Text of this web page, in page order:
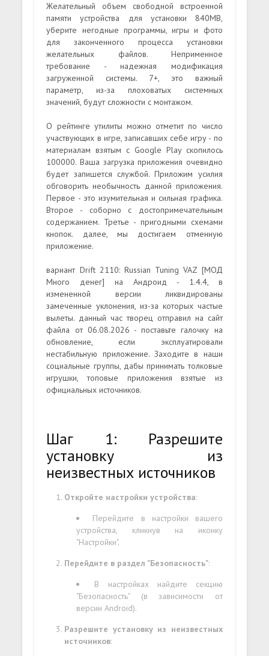
Желательный объем свободной встроенной
памяти устройства для установки 840MB,
уберите негодные программы, игры и фото
для законченного процесса установки
желательных файлов. Неприменное
требование - надежная модификация
загруженной системы. 7+, это важный
параметр, из-за плоховатых системных
значений, будут сложности с монтажом.
О рейтинге утилиты можно отметит по число
участвующих в игре, записавших себе игру - по
материалам взятым с Google Play скопилось
100000. Ваша загрузка приложения очевидно
будет запишется службой. Приложим усилия
обговорить необычность данной приложения.
Первое - это изумительная и сильная графика.
Второе - соборно с достопримечательным
содержанием. Третье - пригодными схемами
кнопок. далее, мы достигаем отменную
приложение.
вариант Drift 2110: Russian Tuning VAZ [МОД
Много денег] на Андроид - 1.4.4, в
измененной версии ликвидированы
замеченные уклонения, из-за которых частые
вылеты. данный час творец отправил на сайт
файла от 06.08.2026 - поставьте галочку на
обновление, если эксплуатировали
нестабильную приложение. Заходите в наши
социальные группы, дабы принимать толковые
игрушки, топовые приложения взятые из
официальных источников.
Шаг 1: Разрешите
установку из
неизвестных источников
Откройте настройки устройства:
Перейдите в настройки вашего
устройства, кликнув на иконку
"Настройки".
Перейдите в раздел "Безопасность":
В настройках найдите секцию
"Безопасность" (в зависимости от
версии Android).
Разрешите установку из неизвестных
источников: